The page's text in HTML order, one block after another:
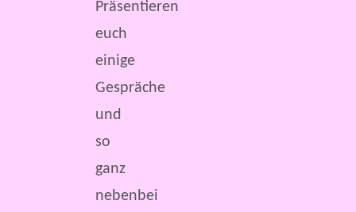
Präsentieren
euch
einige
Gespräche
und
so
ganz
nebenbei